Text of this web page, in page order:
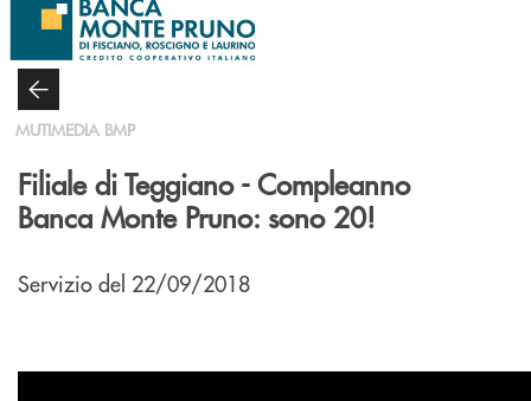
Salta al contenuto principale
MUTIMEDIA BMP
Filiale di Teggiano - Compleanno
Banca Monte Pruno: sono 20!
Servizio del 22/09/2018